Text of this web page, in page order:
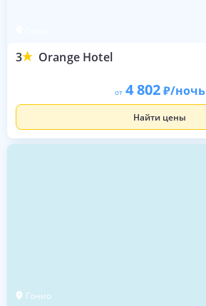
3 Orange Hotel
от 4 802 /ночь
Найти цены
Гонио